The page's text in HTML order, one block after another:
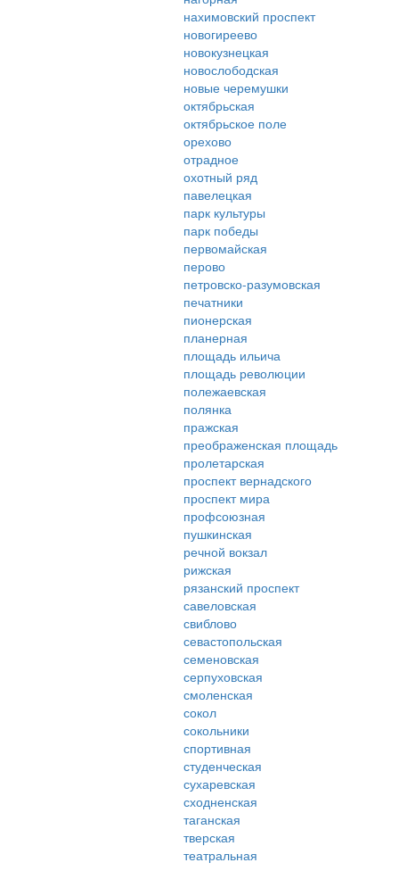
нахимовский проспект
новогиреево
новокузнецкая
новослободская
новые черемушки
октябрьская
октябрьское поле
орехово
отрадное
охотный ряд
павелецкая
парк культуры
парк победы
первомайская
перово
петровско-разумовская
печатники
пионерская
планерная
площадь ильича
площадь революции
полежаевская
полянка
пражская
преображенская площадь
пролетарская
проспект вернадского
проспект мира
профсоюзная
пушкинская
речной вокзал
рижская
рязанский проспект
савеловская
свиблово
севастопольская
семеновская
серпуховская
смоленская
сокол
сокольники
спортивная
студенческая
сухаревская
сходненская
таганская
тверская
театральная